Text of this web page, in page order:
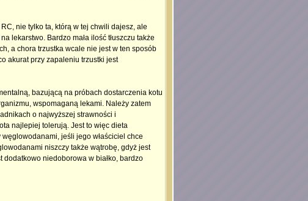
nie tylko ta, którą w tej chwili dajesz, ale
lekarstwo. Bardzo mała ilość tłuszczu także
a chora trzustka wcale nie jest w ten sposób
akurat przy zapaleniu trzustki jest
bazującą na próbach dostarczenia kotu
wspomaganą lekami. Należy zatem
o najwyższej strawności i
najlepiej tolerują. Jest to więc dieta
jeśli jego właściciel chce
niszczy także wątrobę, gdyż jest
niedoborowa w białko, bardzo